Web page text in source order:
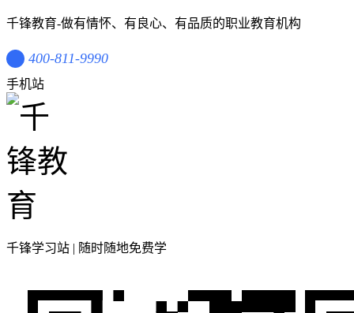
千锋教育-做有情怀、有良心、有品质的职业教育机构
400-811-9990
手机站
千锋学习站 | 随时随地免费学